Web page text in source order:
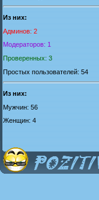
Из них:
Админов: 2
Модераторов: 1
Проверенных: 3
Простых пользователей: 54
Из них:
Мужчин: 56
Женщин: 4